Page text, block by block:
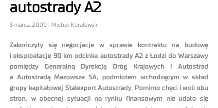
autostrady A2
3 marca, 2009 | Michał Koralewski
Zakończyły się negocjacje w sprawie kontraktu na budowę
i eksploatację 90 km odcinka autostrady A2 z Łodzi do Warszawy
pomiędzy Generalną Dyrekcją Dróg Krajowych i Autostrad
a Autostradą Mazowsze SA, podmiotem wchodzącym w skład
grupy kapitałowej Stalexport Autostrady. Pomimo chęci i woli obu
stron, w obecnej sytuacji na rynku finansowym nie udało się